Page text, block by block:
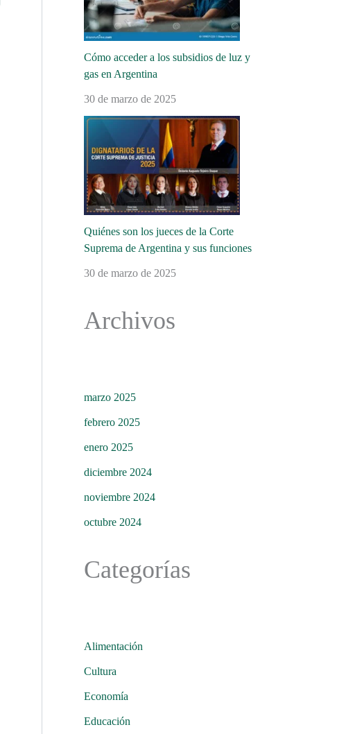
Cómo acceder a los subsidios de luz y
gas en Argentina
30 de marzo de 2025
Quiénes son los jueces de la Corte
Suprema de Argentina y sus funciones
30 de marzo de 2025
Archivos
marzo 2025
febrero 2025
enero 2025
diciembre 2024
noviembre 2024
octubre 2024
Categorías
Alimentación
Cultura
Economía
Educación